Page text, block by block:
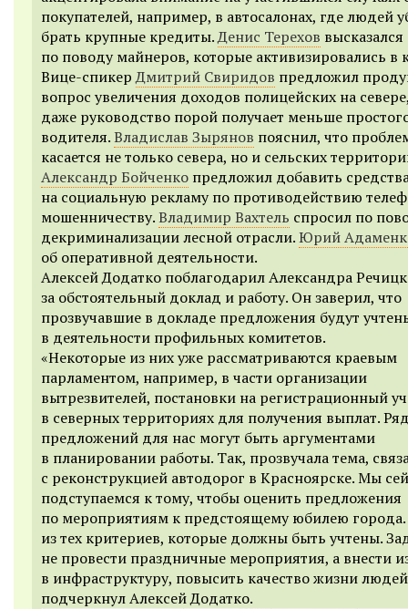
покупателей, например, в автосалонах, где людей
брать крупные кредиты.Денис Терехов высказался
по поводу майнеров, которые активизировались в
Вице-спикерДмитрий Свиридов предложил
вопрос увеличения доходов полицейских на
даже руководство порой получает меньше
водителя.Владислав Зырянов пояснил, что
касается не только севера, но и сельских
Александр Бойченко предложил добавить
на социальную рекламу по противодействию
мошенничеству.Владимир Вахтель спросил по
декриминализации лесной отрасли.Юрий
об оперативной деятельности.
Алексей Додатко поблагодарил Александра
за обстоятельный доклад и работу. Он заверил, что
прозвучавшие в докладе предложения будут
в деятельности профильных комитетов.
«Некоторые из них уже рассматриваются краевым
парламентом, например, в части организации
вытрезвителей, постановки на регистрационный
в северных территориях для получения выплат.
предложений для нас могут быть аргументами
в планировании работы. Так, прозвучала тема,
с реконструкцией автодорог в Красноярске. Мы
подступаемся к тому, чтобы оценить предложения
по мероприятиям к предстоящему юбилею
из тех критериев, которые должны быть учтены.
не провести праздничные мероприятия, а внести
в инфраструктуру, повысить качество жизни
подчеркнул Алексей Додатко.